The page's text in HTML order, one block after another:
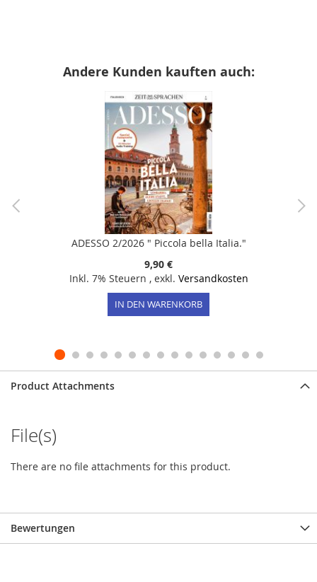
Andere Kunden kauften auch:
ADESSO 2/2026 " Piccola bella Italia."
9,90 €
Inkl. 7% Steuern , exkl. Versandkosten
IN DEN WARENKORB
Product Attachments
File(s)
There are no file attachments for this product.
Bewertungen